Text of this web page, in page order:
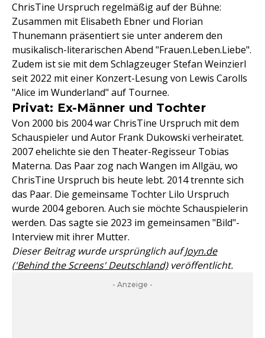
ChrisTine Urspruch regelmäßig auf der Bühne:
Zusammen mit Elisabeth Ebner und Florian
Thunemann präsentiert sie unter anderem den
musikalisch-literarischen Abend "Frauen.Leben.Liebe".
Zudem ist sie mit dem Schlagzeuger Stefan Weinzierl
seit 2022 mit einer Konzert-Lesung von Lewis Carolls
"Alice im Wunderland" auf Tournee.
Privat: Ex-Männer und Tochter
Von 2000 bis 2004 war ChrisTine Urspruch mit dem
Schauspieler und Autor Frank Dukowski verheiratet.
2007 ehelichte sie den Theater-Regisseur Tobias
Materna. Das Paar zog nach Wangen im Allgäu, wo
ChrisTine Urspruch bis heute lebt. 2014 trennte sich
das Paar. Die gemeinsame Tochter Lilo Urspruch
wurde 2004 geboren. Auch sie möchte Schauspielerin
werden. Das sagte sie 2023 im gemeinsamen "Bild"-
Interview mit ihrer Mutter.
Dieser Beitrag wurde ursprünglich aufJoyn.de
('Behind the Screens' Deutschland)veröffentlicht.
- Anzeige -